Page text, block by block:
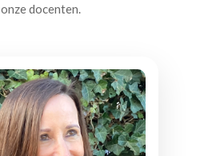
onze docenten.